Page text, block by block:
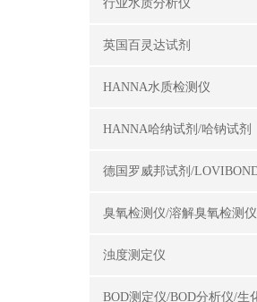
行业水质分析仪
英国百灵达试剂
HANNA水质检测仪
HANNA哈纳试剂/哈钠试剂
臭氧检测仪/溶解臭氧检测仪
浊度测定仪